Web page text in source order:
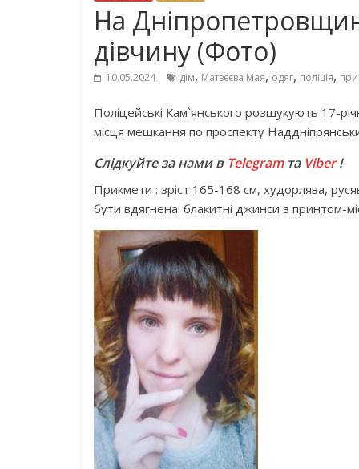
На
дівчину (Фото)
10.05.2024 дім, Матвєєва Мая, одяг, поліція,
Поліцейські Кам`янського розшукують 17-
місця мешкання по проспекту
Слідкуйте за нами в Telegramта Viber!
Прикмети : зріст 165-168 см, худорлява,
бути вдягнена: блакитні джинси з принтом-